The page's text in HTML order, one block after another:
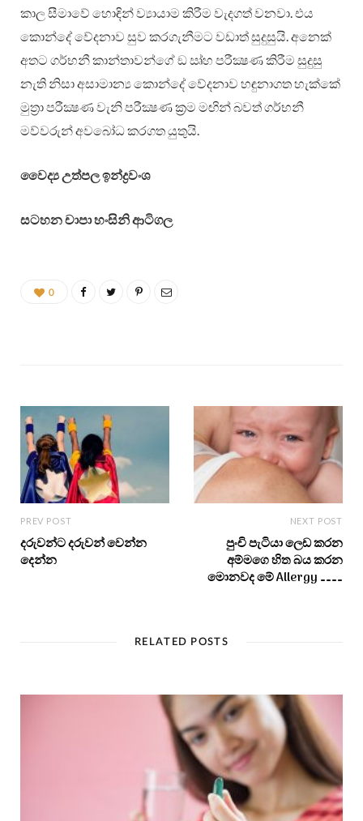
කාල සීමාවේ හොඳින් ව්‍යායාම කිරීම වැදගත් වනවා. එය
කොන්දේ වේදනාව සුව කරගැනීමට වඩාත් සුදුසුයි. අනෙක්
අතට ගර්භනී කාන්තාවන්ගේ ඞ ඍ්හ පරීක්‍ෂණ කිරීම සුදුසු
නැති නිසා අසාමාන්‍ය කොන්දේ වේදනාව හඳුනාගත හැක්කේ
මුත්‍රා පරීක්‍ෂණ වැනි පරීක්‍ෂණ ක්‍රම මඟින් බවත් ගර්භනී
මව්වරුන් අවබෝධ කරගත යුතුයි.
වෛද්‍ය උත්පල ඉන්ද්‍රවංශ
සටහන චාපා හංසිනි ආටිගල
0
PREV POST
දරුවන්ට දරුවන් වෙන්න
දෙන්න
NEXT POST
පුංචි පැටියා ලෙඩ කරන
අම්මගෙ හිත බය කරන
මොනවද මේ Allergy …………
RELATED POSTS